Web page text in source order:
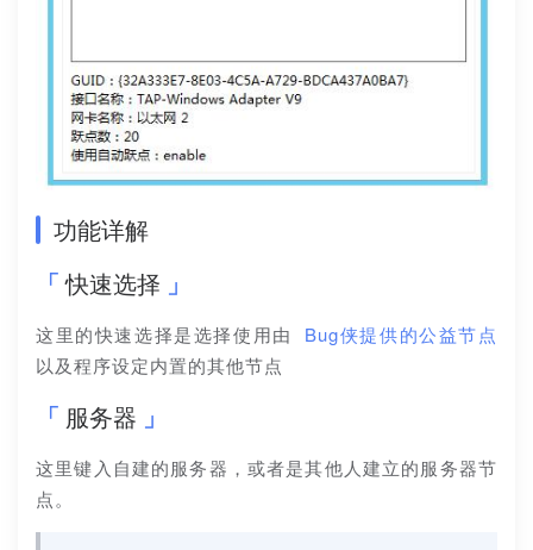
功能详解
快速选择
这里的快速选择是选择使用由 Bug侠提供的公益节点
以及程序设定内置的其他节点
服务器
这里键入自建的服务器，或者是其他人建立的服务器节
点。